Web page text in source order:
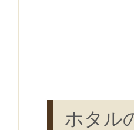
ホタル